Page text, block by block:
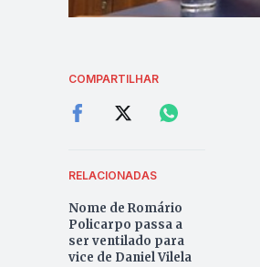
COMPARTILHAR
RELACIONADAS
Nome de Romário
Policarpo passa a
ser ventilado para
vice de Daniel Vilela